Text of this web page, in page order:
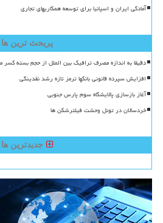
آمادگی ایران و اسپانیا برای توسعه همکاریهای تجاری
پربحث ترین ها
دقیقا به اندازه مصرف ترافیک بین الملل از حجم بسته
افزایش سپرده قانونی بانکها ترمز تازه رشد نقدینگی
آغاز بازسازی پالایشگاه سوم پارس جنوبی
خردسالان در تونل وحشت فیلترشکن ها
جدیدترین ها